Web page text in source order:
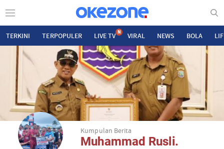
TERKINI TERPOPULER LIVE TV N VIRAL NEWS BOLA
Kumpulan Berita
Muhammad Rusli.